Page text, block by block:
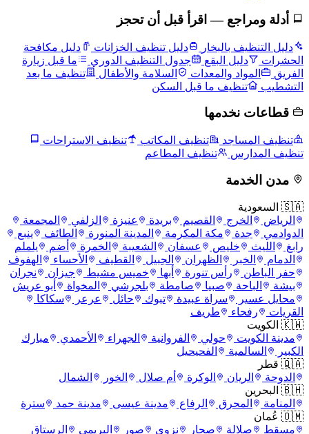
أدلة ومراجع — اقرأ قبل أن تحجز
دليل التنظيف بالبخار دليل تنظيف الخزانات
دليل مكافحة
الحشرات
دليل البقع جدول التنظيف الدوري
ما قبل زيارة
الفريق
المواد والمعدات السلامة والأطفال
تنظيف ما بعد
التشطيب
تنظيف ما قبل السكن
قطاعات نخدمها
تنظيف المساجد تنظيف المكاتب
تنظيف الاستراحات
تنظيف المدارس
تنظيف المطاعم
مدن الخدمة
🇸🇦 السعودية
الرياض
الخرج القصيم بريدة عنيزة الزلفي
المجمعة
الدوادمي
جدة مكة المكرمة المدينة المنورة الطائف
ينبع
رابغ
الليث خليص عسفان الشعيبة الخمرة أضم
يلملم
الدمام
الخبر الظهران الجبيل القطيف الأحساء
الهفوف
حفر الباطن
رأس تنورة أبها خميس مشيط جيزان
نجران
بيشة
الباحة صبيا صامطة بلجرشي المخواة
أبو عريش
محايل عسير
سراة عبيدة تبوك حائل عرعر
سكاكا
القريات
رفحاء
طريف
🇰🇼 الكويت
مدينة الكويت
حولي الفروانية الجهراء الأحمدي
مبارك
الكبير
السالمية
الفحيحيل
🇶🇦 قطر
الدوحة
الريان الوكرة أم صلال الخور
الشمال
🇧🇭 البحرين
المنامة
المحرق الرفاع مدينة عيسى مدينة حمد
سترة
🇴🇲 عُمان
مسقط
صلالة صحار نزوى صور البريمي الرستاق